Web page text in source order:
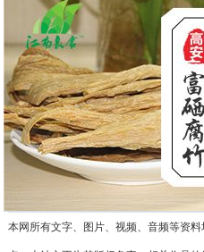
本网所有文字、图片、视频、音频等资